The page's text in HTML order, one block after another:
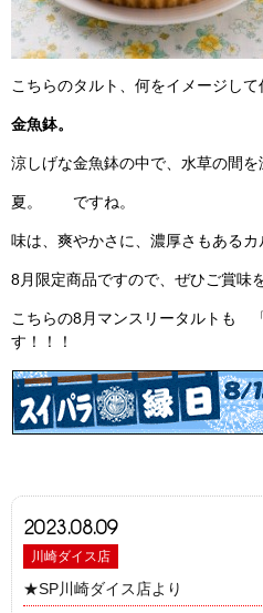
2023.08.09
川崎ダイス店
★SP川崎ダイス店より
こちらのタルト、何をイメージし
金魚鉢。
涼しげな金魚鉢の中で、水草の間を
夏。 ですね。
味は、爽やかさに、濃厚さもあるカ
8月限定商品ですので、ぜひご賞味を
こちらの8月マンスリータルトも
す！！！